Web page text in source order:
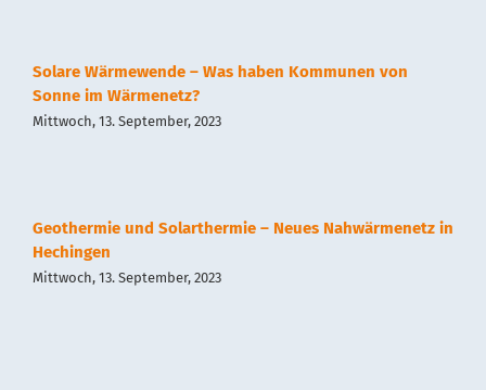
Datenschutz
Solare Wärmewende – Was haben Kommunen von
Sonne im Wärmenetz?
Mittwoch, 13. September, 2023
Geothermie und Solarthermie – Neues Nahwärmenetz in
Hechingen
Mittwoch, 13. September, 2023